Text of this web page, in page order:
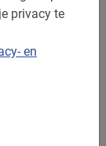
privacy te
en
Court